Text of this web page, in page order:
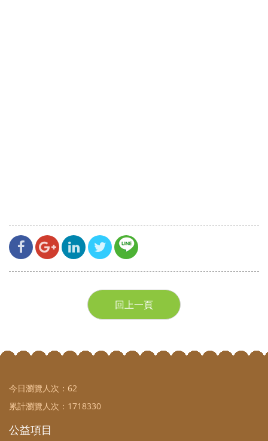
回上一頁
今日瀏覽人次： 62
累計瀏覽人次： 1718330
公益項目